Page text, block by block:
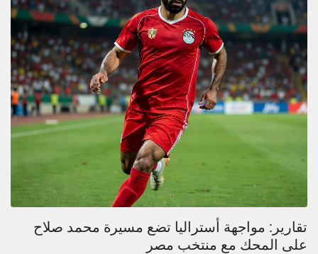
تقارير: مواجهة أستراليا تضع مسيرة محمد صلاح
على المحك مع منتخب مصر